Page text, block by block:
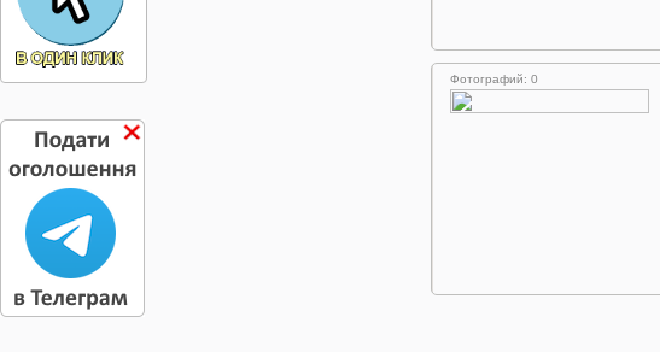
Фотографий: 0